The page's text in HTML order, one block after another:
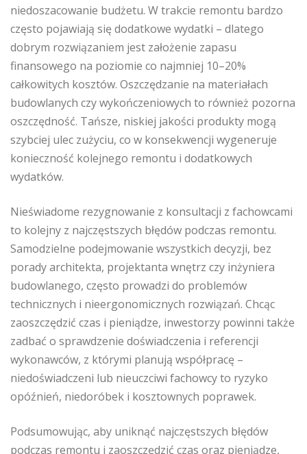
niedoszacowanie budżetu. W trakcie remontu bardzo
często pojawiają się dodatkowe wydatki – dlatego
dobrym rozwiązaniem jest założenie zapasu
finansowego na poziomie co najmniej 10–20%
całkowitych kosztów. Oszczędzanie na materiałach
budowlanych czy wykończeniowych to również pozorna
oszczędność. Tańsze, niskiej jakości produkty mogą
szybciej ulec zużyciu, co w konsekwencji wygeneruje
konieczność kolejnego remontu i dodatkowych
wydatków.
Nieświadome rezygnowanie z konsultacji z fachowcami
to kolejny z najczęstszych błędów podczas remontu.
Samodzielne podejmowanie wszystkich decyzji, bez
porady architekta, projektanta wnętrz czy inżyniera
budowlanego, często prowadzi do problemów
technicznych i nieergonomicznych rozwiązań. Chcąc
zaoszczędzić czas i pieniądze, inwestorzy powinni także
zadbać o sprawdzenie doświadczenia i referencji
wykonawców, z którymi planują współpracę –
niedoświadczeni lub nieuczciwi fachowcy to ryzyko
opóźnień, niedoróbek i kosztownych poprawek.
Podsumowując, aby uniknąć najczęstszych błędów
podczas remontu i zaoszczędzić czas oraz pieniądze,